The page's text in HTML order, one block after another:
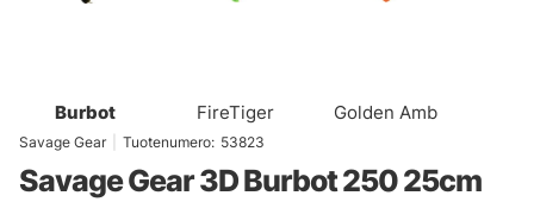
Burbot FireTiger Golden Amb
Savage Gear Tuotenumero: 53823
Savage Gear 3D Burbot 250 25cm